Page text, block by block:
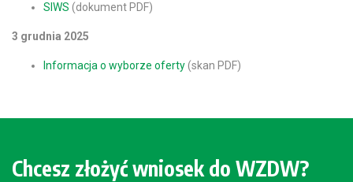
SIWS (dokument PDF)
3 grudnia 2025
Informacja o wyborze oferty(skan PDF)
Chcesz złożyć wniosek do WZDW?